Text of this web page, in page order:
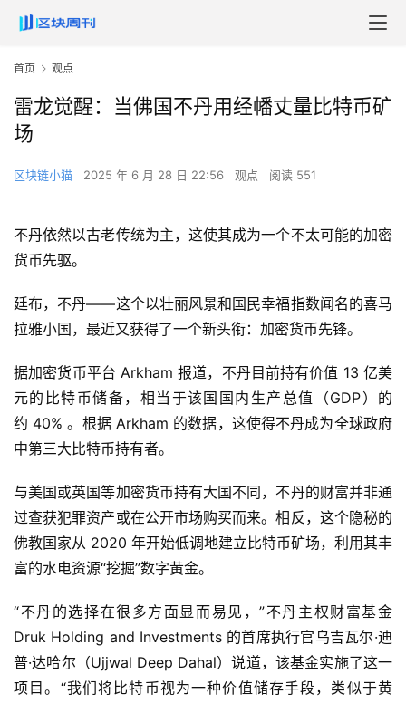
首页 观点
雷龙觉醒：当佛国不丹用经幡丈量比特币矿
场
区块链小猫 2025 年 6 月 28 日 22:56 观点 阅读 551
不丹依然以古老传统为主，这使其成为一个不太可能的加密
货币先驱。
廷布，不丹——这个以壮丽风景和国民幸福指数闻名的喜马
拉雅小国，最近又获得了一个新头衔：加密货币先锋。
据加密货币平台 Arkham 报道，不丹目前持有价值 13 亿美
元的比特币储备，相当于该国国内生产总值（GDP）的
约 40% 。根据 Arkham 的数据，这使得不丹成为全球政府
中第三大比特币持有者。
与美国或英国等加密货币持有大国不同，不丹的财富并非通
过查获犯罪资产或在公开市场购买而来。相反，这个隐秘的
佛教国家从 2020 年开始低调地建立比特币矿场，利用其丰
富的水电资源“挖掘”数字黄金。
“不丹的选择在很多方面显而易见，”不丹主权财富基金
Druk Holding and Investments 的首席执行官乌吉瓦尔·迪
普·达哈尔（Ujjwal Deep Dahal）说道，该基金实施了这一
项目。“我们将比特币视为一种价值储存手段，类似于黄